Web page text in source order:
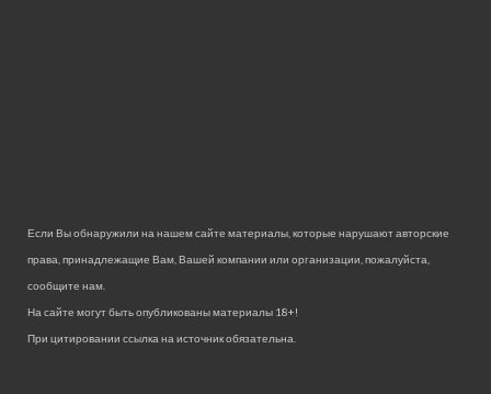
Если Вы обнаружили на нашем сайте материалы, которые нарушают авторские
права, принадлежащие Вам, Вашей компании или организации, пожалуйста,
сообщите нам.
На сайте могут быть опубликованы материалы 18+!
При цитировании ссылка на источник обязательна.